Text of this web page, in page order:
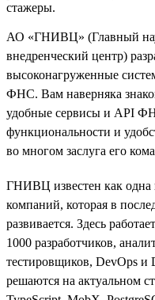
стажеры.
АО «ГНИВЦ» (Главный
внедренческий центр)
высоконагруженные
ФНС. Вам наверняка
удобные сервисы и API
функциональности и
во многом заслуга его
ГНИВЦ известен как одна
компаний, которая в
развивается. Здесь
1000 разработчиков,
тестировщиков, DevOps и
решаются на актуальном